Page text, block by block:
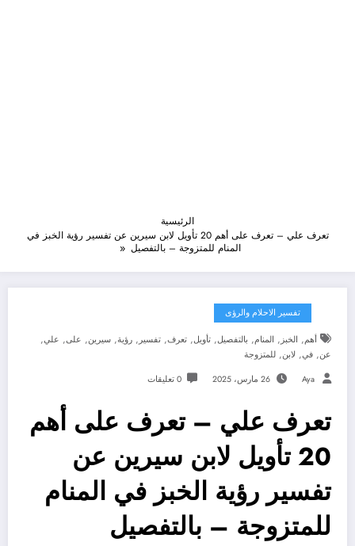
الرئيسية
تعرف علي – تعرف على أهم 20 تأويل لابن سيرين عن تفسير رؤية الخبز في
المنام للمتزوجة – بالتفصيل
تفسير الاحلام والرؤى
أهم, الخبز , المنام, بالتفصيل, تأويل, تعرف, تفسير , رؤية, سيرين, على, علي,
عن, في, لابن, للمتزوجة
Aya 26 مارس، 2025 0 تعليقات
تعرف علي – تعرف على أهم
20 تأويل لابن سيرين عن
تفسير رؤية الخبز في المنام
للمتزوجة – بالتفصيل